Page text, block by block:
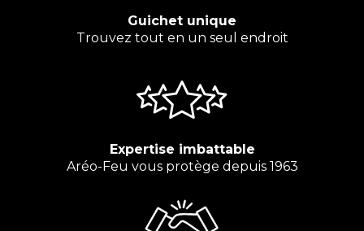
Guichet unique
Trouvez tout en un seul endroit
Expertise imbattable
Aréo-Feu vous protège depuis 1963